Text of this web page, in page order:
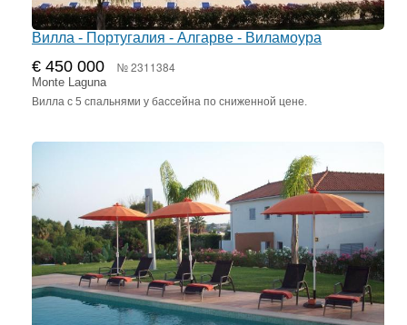
Вилла - Португалия - Алгарве - Виламоура
€ 450 000 № 2311384
Monte Laguna
Вилла с 5 спальнями у бассейна по сниженной цене.